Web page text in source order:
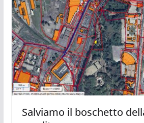
Salviamo il boschetto